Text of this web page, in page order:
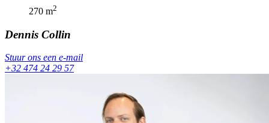
270 m2
Dennis Collin
Stuur ons een e-mail
+32 474 24 29 57